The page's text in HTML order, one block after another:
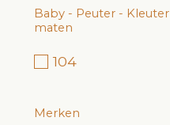
Baby - Peuter - Kleuter
maten
104
Merken